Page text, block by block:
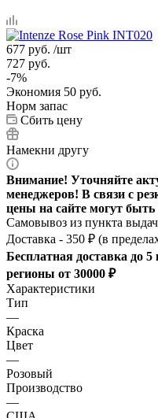
677 руб. /шт
727 руб.
-7%
Экономия 50 руб.
Норм запас
Сбить цену
Намекни другу
Внимание! Уточняйте
менеджеров! В связи с
цены на сайте могут
Самовывоз из пункта
Доставка - 350 ₽ (в
Бесплатная доставка до
регионы от 30000 ₽
Характеристики
Тип
—
Краска
Цвет
—
Розовый
Производство
—